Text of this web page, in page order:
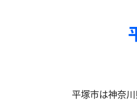
平塚市は神奈